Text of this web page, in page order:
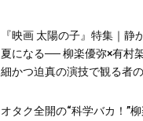
『映画 太陽の子』特集｜静
夏になる── 柳楽優弥×有村
細かつ迫真の演技で観る者
オタク全開の“科学バカ！”